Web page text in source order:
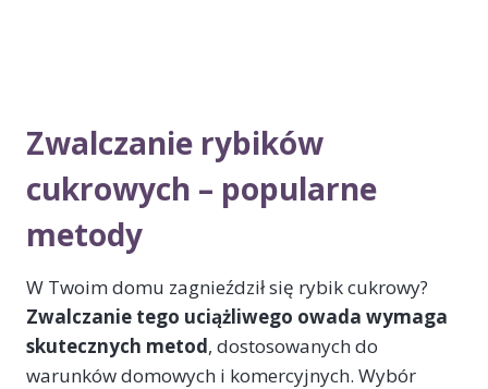
Zwalczanie rybików
cukrowych – popularne
metody
W Twoim domu zagnieździł się rybik cukrowy?
Zwalczanie tego uciążliwego owada wymaga
skutecznych metod, dostosowanych do
warunków domowych i komercyjnych. Wybór